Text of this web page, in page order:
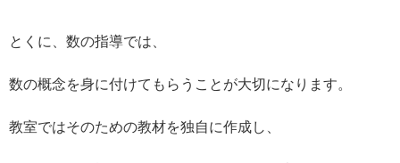
とくに、数の指導では、
数の概念を身に付けてもらうことが大切になります。
教室ではそのための教材を独自に作成し、